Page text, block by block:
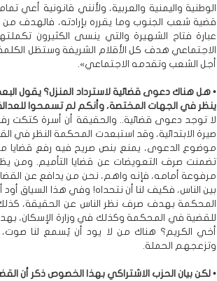
الوطنية واليمنية والعربية، ولأنني قانونية
قضية شعب الجنوب وما يقرره بإرادته، فالهدف
عبارة فتاح الشهيرة والتي ينسى الكثيرون
الاجتماعي هدف كل الأقلام الشريفة وستظل
أجل الشعب وتقدمه الاجتماعي».
• هل هناك دعوى قضائية لاسترداد المنزل؟ يقول
ينظر في الجهات المختصة، وأنكم لم تسمحوا
لا توجد دعوى قضائية.. والحقيقة أن أسرة
موضوع الدعوى، يمنع بنص صريح فيه رفع قضايا
تضمنت صرف التعويضات عن قضايا التأميم. ومن
مرفوعة أمامه، فإنه واهم، نحن من يدافع عن
بين الناس، فكيف لنا أن نتحداه! وفي هذا السياق
المحكمة بهدف صرف نظر الناس عن الحقيقة،
للقضية في المحكمة وكذلك في وزارة الإسكان،
أخي الكريم؟ هناك من لا يود أن يُسمع لنا صوت،
وتزعجهم الحملة.
• لكن بيان الحزب الاشتراكي بهذا الخصوص ذكر أن